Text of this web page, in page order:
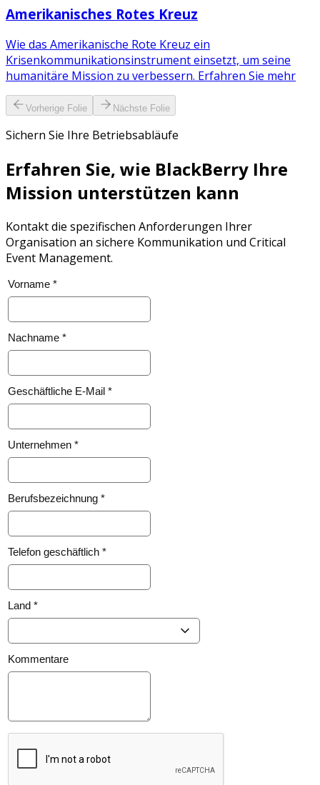
Amerikanisches Rotes Kreuz
Wie das Amerikanische Rote Kreuz ein
Krisenkommunikationsinstrument einsetzt, um seine
humanitäre Mission zu verbessern. Erfahren Sie mehr
Vorherige Folie Nächste Folie
Sichern Sie Ihre Betriebsabläufe
Erfahren Sie, wie BlackBerry Ihre
Mission unterstützen kann
Kontakt die spezifischen Anforderungen Ihrer
Organisation an sichere Kommunikation und Critical
Event Management.